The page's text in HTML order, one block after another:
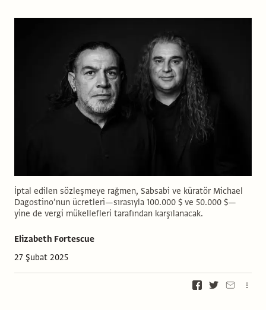
Elizabeth Fortescue
27 Şubat 2025
İptal edilen sözleşmeye rağmen, Sabsabi ve küratör Michael
Dagostino’nun ücretleri—sırasıyla 100.000 $ ve 50.000 $—
yine de vergi mükellefleri tarafından karşılanacak.